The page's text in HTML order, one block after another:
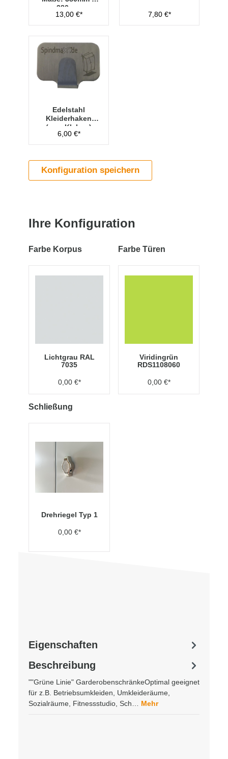
280mm
13,00 €*
7,80 €*
Edelstahl
Kleiderhaken
(zum Kleben)
6,00 €*
Konfiguration speichern
Ihre Konfiguration
Farbe Korpus
Lichtgrau RAL
7035
0,00 €*
Farbe Türen
Viridingrün
RDS1108060
0,00 €*
Schließung
Drehriegel Typ 1
0,00 €*
Beschreibung
""Grüne Linie" GarderobenschränkeOptimal geeignet
für z.B. Betriebsumkleiden, Umkleideräume,
Sozialräume, Fitnessstudio, Sch… Mehr
Eigenschaften